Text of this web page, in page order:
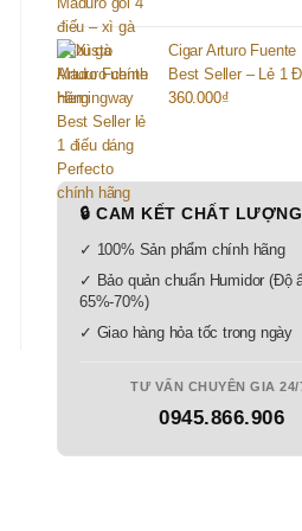
Cigar Arturo Fuente
Best Seller – Lẻ 1
360.000₫
🔒 CAM KẾT CHẤT LƯỢNG
✓ 100% Sản phẩm chính hãng
✓ Bảo quản chuẩn Humidor (Độ
65%-70%)
✓ Giao hàng hỏa tốc trong ngày
TƯ VẤN CHUYÊN GIA 24/
0945.866.906